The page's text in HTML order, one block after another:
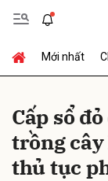
Mới nhất
Cấp sổ
trồng
thủ tục
Gửi bình luận